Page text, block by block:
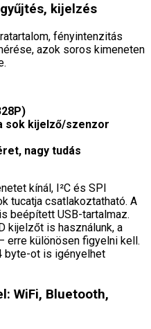
kijelzés
fényintenzitás
azok soros kimeneten
sok kijelző/szenzor
nagy tudás
kínál, I²C és SPI
tucatja csatlakoztatható. A
beépített USB-tartalmaz.
kijelzőt is használunk, a
erre különösen figyelni kell.
byte-ot is igényelhet
WiFi, Bluetooth,